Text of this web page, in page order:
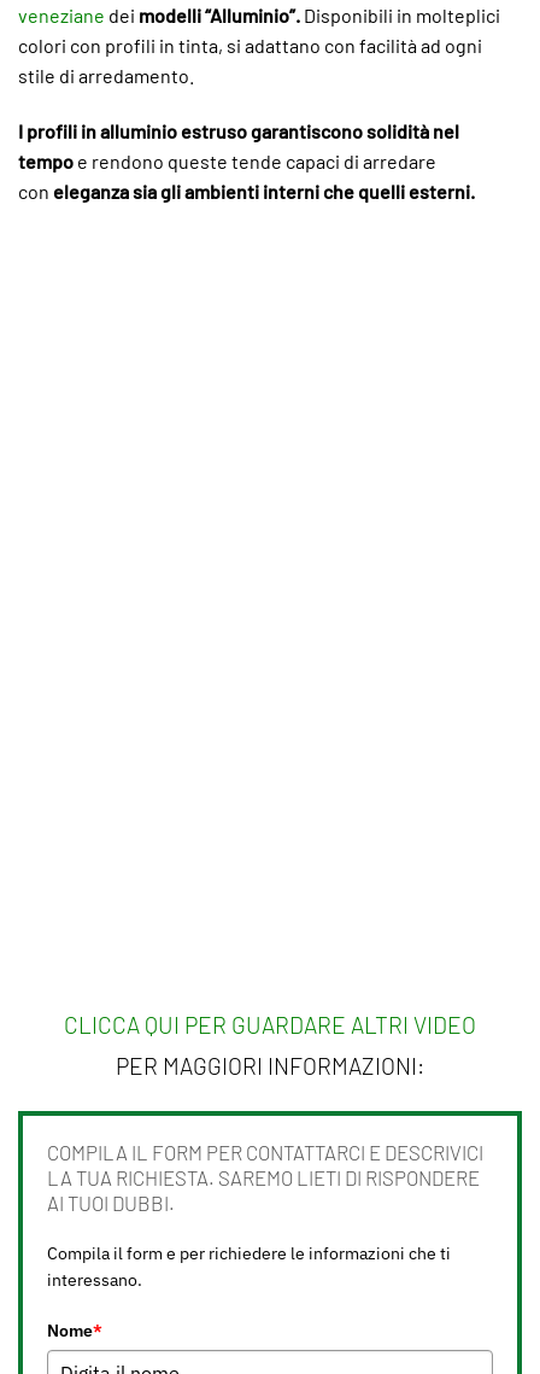
veneziane dei modelli “Alluminio”. Disponibili in molteplici
colori con profili in tinta, si adattano con facilità ad ogni
stile di arredamento.
I profili in alluminio estruso garantiscono solidità nel
tempo e rendono queste tende capaci di arredare
con eleganza sia gli ambienti interni che quelli esterni.
CLICCA QUI PER GUARDARE ALTRI VIDEO
PER MAGGIORI INFORMAZIONI:
COMPILA IL FORM PER CONTATTARCI E DESCRIVICI
LA TUA RICHIESTA. SAREMO LIETI DI RISPONDERE
AI TUOI DUBBI.
Compila il form e per richiedere le informazioni che ti
interessano.
Nome*